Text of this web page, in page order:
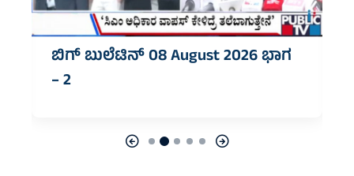
ಬಿಗ್‌ ಬುಲೆಟಿನ್‌ 08 August 2026 ಭಾಗ
– 2